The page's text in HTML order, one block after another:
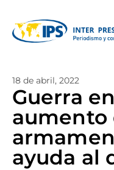
18 de abril, 2022
Guerra
aumento
ayuda al